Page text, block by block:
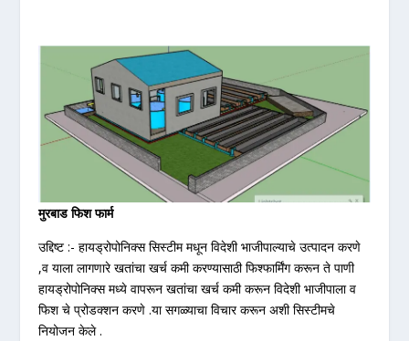
मुरबाड फिश फार्म
उद्दिष्ट :- हायड्रोपोनिक्स सिस्टीम मधून विदेशी भाजीपाल्याचे उत्पादन करणे
,व याला लागणारे खतांचा खर्च कमी करण्यासाठी फिश्फार्मिंग करून ते पाणी
हायड्रोपोनिक्स मध्ये वापरून खतांचा खर्च कमी करून विदेशी भाजीपाला व
फिश चे प्रोडक्शन करणे .या सगळ्याचा विचार करून अशी सिस्टीमचे
नियोजन केले .